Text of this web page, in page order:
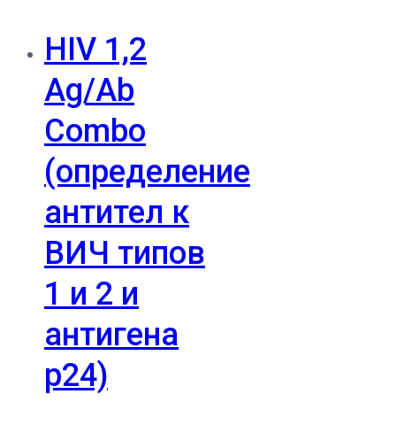
HIV 1,2
Ag/Ab
Combo
(определение
антител к
ВИЧ типов
1 и 2 и
антигена
p24)